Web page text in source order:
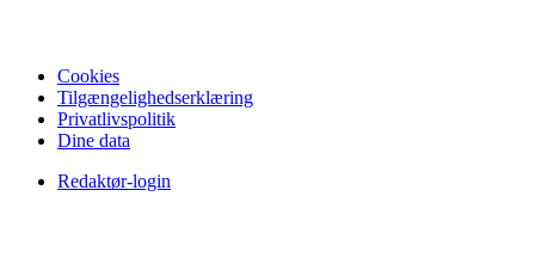
Cookies
Tilgængelighedserklæring
Privatlivspolitik
Dine data
Redaktør-login